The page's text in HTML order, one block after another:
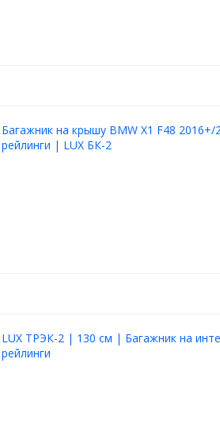
Багажник на крышу BMW X1 F48
рейлинги | LUX БК-2
LUX ТРЭК-2 | 130 см | Багажник на
рейлинги